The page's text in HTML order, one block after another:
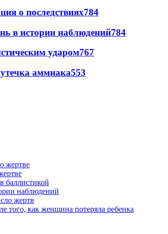
о последствиях784
в истории наблюдений784
ударом767
аммиака553
баллистикой
наблюдений
жертв
того, как женщина потеряла ребенка